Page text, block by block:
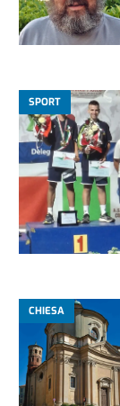
SPORT
CHIESA